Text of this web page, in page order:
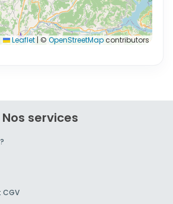
Leaflet | © OpenStreetMapcontributors
Nos services